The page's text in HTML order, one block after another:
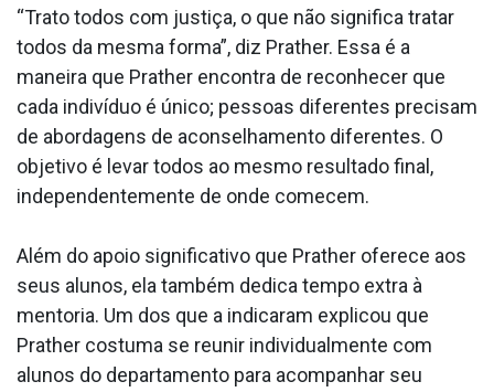
“Trato todos com justiça, o que não significa tratar
todos da mesma forma”, diz Prather. Essa é a
maneira que Prather encontra de reconhecer que
cada indivíduo é único; pessoas diferentes precisam
de abordagens de aconselhamento diferentes. O
objetivo é levar todos ao mesmo resultado final,
independentemente de onde comecem.
Além do apoio significativo que Prather oferece aos
seus alunos, ela também dedica tempo extra à
mentoria. Um dos que a indicaram explicou que
Prather costuma se reunir individualmente com
alunos do departamento para acompanhar seu